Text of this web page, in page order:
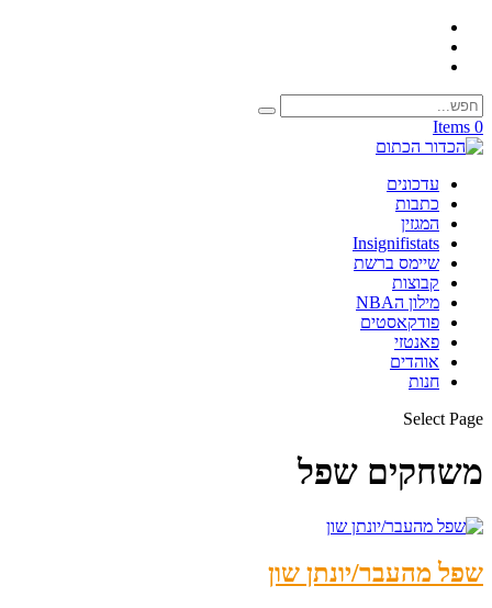
0 Items
עדכונים
כתבות
המגזין
Insignifistats
שיימס ברשת
קבוצות
מילון הNBA
פודקאסטים
פאנטזי
אוהדים
חנות
Select Page
משחקים שפל
שפל מהעבר/יונתן שון